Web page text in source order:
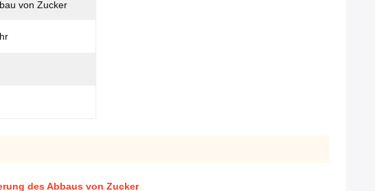
von Zucker
des Abbaus von Zucker